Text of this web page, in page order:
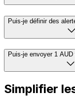
Puis-je définir des
Puis-je envoyer 1
Simplifier